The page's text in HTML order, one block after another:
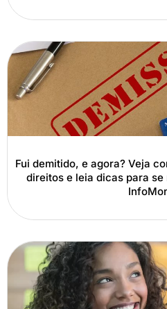
Fui demitido, e agora? Veja
direitos e leia dicas para